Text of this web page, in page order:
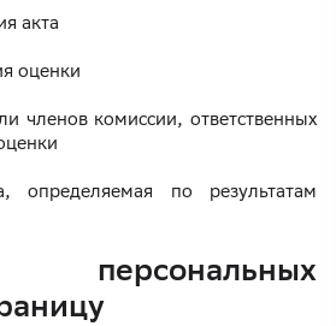
акта
оценки
членов комиссии, ответственных
определяемая по результатам
персональных